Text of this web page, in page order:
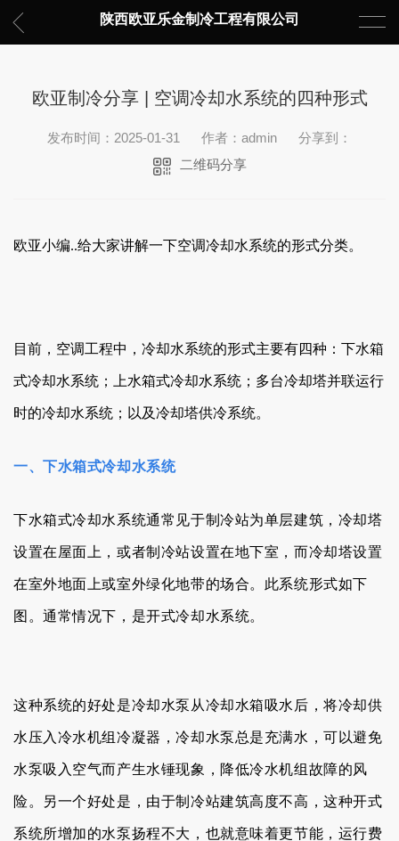
陕西欧亚乐金制冷工程有限公司
欧亚制冷分享 | 空调冷却水系统的四种形式
发布时间：2025-01-31 作者：admin
分享到：
二维码分享
欧亚小编..给大家讲解一下空调冷却水系统的形式分类。
目前，空调工程中，冷却水系统的形式主要有四种：下水箱
式冷却水系统；上水箱式冷却水系统；多台冷却塔并联运行
时的冷却水系统；以及冷却塔供冷系统。
一、下水箱式冷却水系统
下水箱式冷却水系统通常见于制冷站为单层建筑，冷却塔
设置在屋面上，或者制冷站设置在地下室，而冷却塔设置
在室外地面上或室外绿化地带的场合。此系统形式如下
图。通常情况下， 是开式冷却水系统。
这种系统的好处是冷却水泵从冷却水箱吸水后，将冷却供
水压入冷水机组冷凝器，冷却水泵总是充满水，可以避免
水泵吸入空气而产生水锤现象，降低冷水机组故障的风
险。另一个好处是，由于制冷站建筑高度不高，这种开式
系统所增加的水泵扬程不大，也就意味着更节能，运行费